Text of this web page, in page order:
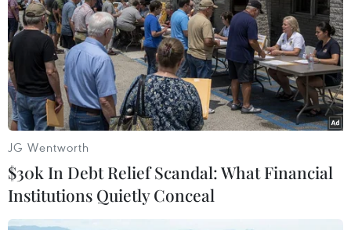
Quốc lộ 30 đoạn qua địa bàn ấp Gò Da, xã Tân Hồng bùn lầy
sau cơn mưa. (Ảnh: Nhựt An/TTXVN)
JG Wentworth
$30k In Debt Relief Scandal: What Financial
Institutions Quietly Conceal